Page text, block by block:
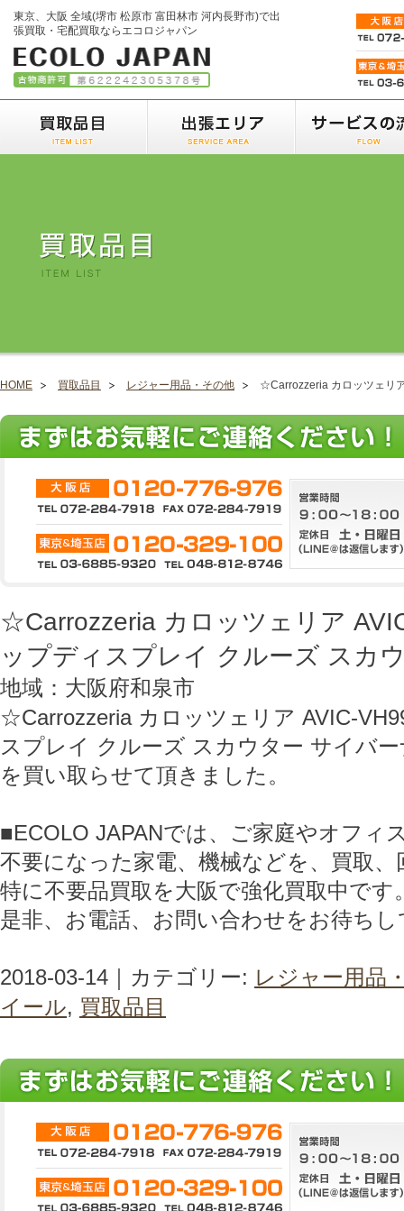
東京、大阪 全域(堺市 松原市 富田林市 河内長野市)で出
張買取・宅配買取ならエコロジャパン
HOME 買取品目 レジャー用品・その他 ☆Carrozzeria カロッツェリ
☆Carrozzeria カロッツェリア
ップディスプレイ クルーズ スカ
地域：大阪府和泉市
☆Carrozzeria カロッツェリア AVIC-
スプレイ クルーズ スカウター サイバ
を買い取らせて頂きました。
■ECOLO JAPANでは、ご家庭やオフィ
不要になった家電、機械などを、買取
特に不要品買取を大阪で強化買取中です
是非、お電話、お問い合わせをお待ち
2018-03-14｜カテゴリー: レジャー用品
イール, 買取品目